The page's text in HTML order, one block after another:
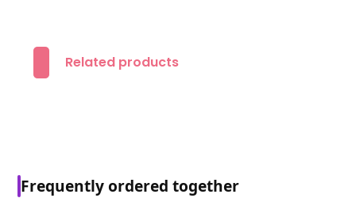
Related products
Frequently ordered together